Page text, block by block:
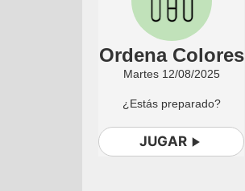
Ordena Colores
Martes 12/08/2025
¿Estás preparado?
JUGAR